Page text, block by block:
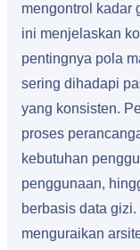
mengontrol kadar
ini menjelaskan
pentingnya pola
sering dihadapi
yang konsisten.
proses
kebutuhan
penggunaan,
berbasis data
menguraikan